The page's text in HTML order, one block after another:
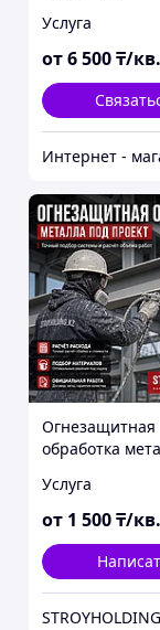
конструкций
Услуга
от6 500₸/
Огнезащитная
обработка
Услуга
от 1 500₸/